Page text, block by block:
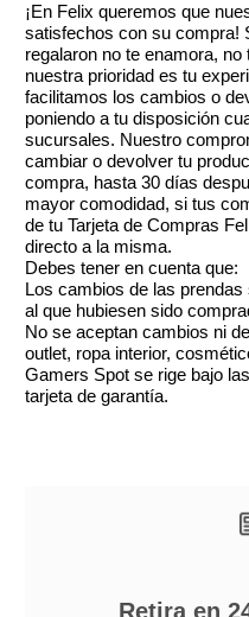
¡En Felix queremos que
satisfechos con su compra!
regalaron no te enamora,
nuestra prioridad es tu
facilitamos los cambios o
poniendo a tu disposición
sucursales. Nuestro
cambiar o devolver tu
compra, hasta 30 días
mayor comodidad, si tus
de tu Tarjeta de Compras
directo a la misma.
Debes tener en cuenta que:
Los cambios de las
al que hubiesen sido
No se aceptan cambios ni
outlet, ropa interior,
Gamers Spot se rige bajo
tarjeta de garantía.
Retira en